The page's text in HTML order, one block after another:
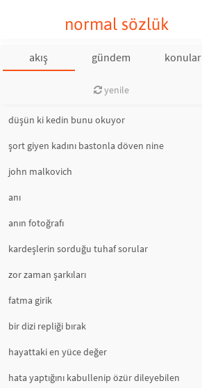
normal sözlük
akış gündem konular
yenile
düşün ki kedin bunu okuyor
şort giyen kadını bastonla döven nine
john malkovich
anı
anın fotoğrafı
kardeşlerin sorduğu tuhaf sorular
zor zaman şarkıları
fatma girik
bir dizi repliği bırak
hayattaki en yüce değer
hata yaptığını kabullenip özür dileyebilen